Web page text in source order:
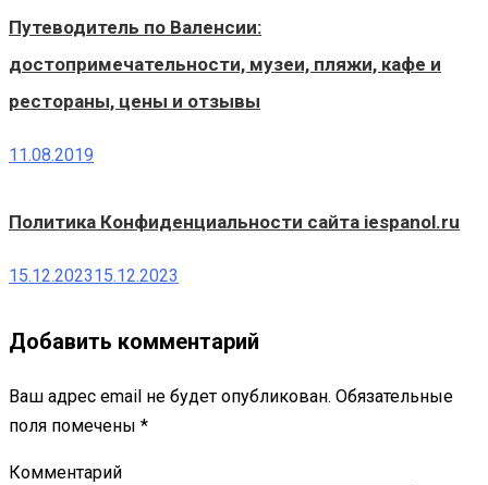
Путеводитель по Валенсии:
достопримечательности, музеи, пляжи, кафе и
рестораны, цены и отзывы
11.08.2019
Политика Конфиденциальности сайта iespanol.ru
15.12.202315.12.2023
Добавить комментарий
Ваш адрес email не будет опубликован. Обязательные
поля помечены *
Комментарий